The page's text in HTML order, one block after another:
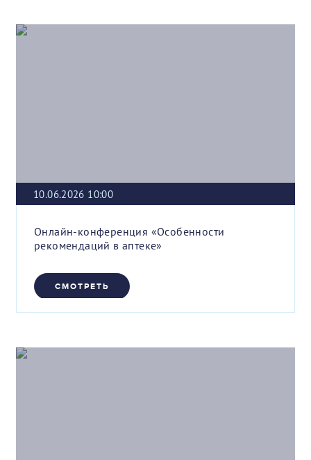
10.06.2026 10:00
Онлайн-конференция «Особенности
рекомендаций в аптеке»
СМОТРЕТЬ